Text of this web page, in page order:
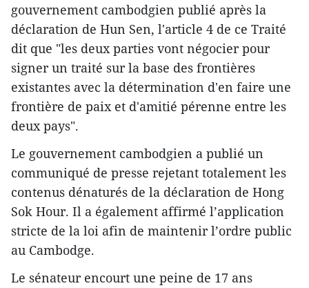
gouvernement cambodgien publié après la
déclaration de Hun Sen, l'article 4 de ce Traité
dit que "les deux parties vont négocier pour
signer un traité sur la base des frontières
existantes avec la détermination d'en faire une
frontière de paix et d'amitié pérenne entre les
deux pays".
Le gouvernement cambodgien a publié un
communiqué de presse rejetant totalement les
contenus dénaturés de la déclaration de Hong
Sok Hour. Il a également affirmé l’application
stricte de la loi afin de maintenir l’ordre public
au Cambodge.
Le sénateur encourt une peine de 17 ans